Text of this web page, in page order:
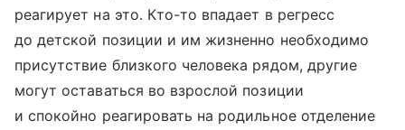
реагирует на это. Кто-то впадает в регресс
до детской позиции и им жизненно необходимо
присутствие близкого человека рядом, другие
могут оставаться во взрослой позиции
и спокойно реагировать на родильное отделение